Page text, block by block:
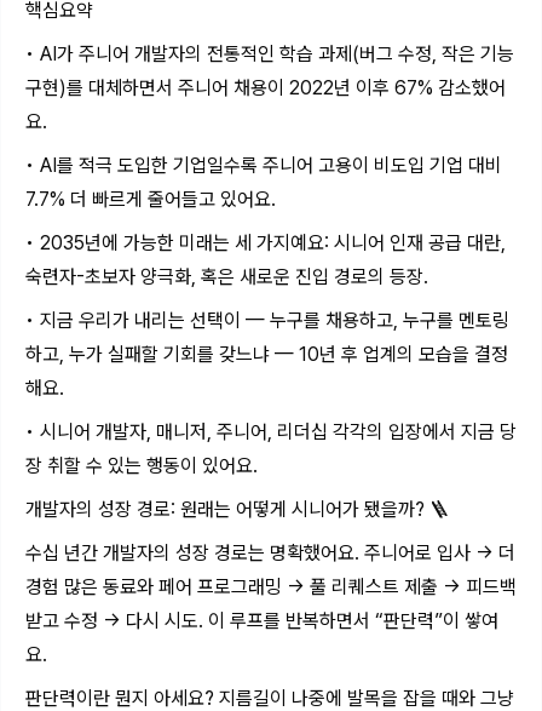
핵심요약
• AI가 주니어 개발자의 전통적인 학습 과제(버그 수정, 작은 기능
구현)를 대체하면서 주니어 채용이 2022년 이후 67% 감소했어
요.
• AI를 적극 도입한 기업일수록 주니어 고용이 비도입 기업 대비
7.7% 더 빠르게 줄어들고 있어요.
• 2035년에 가능한 미래는 세 가지예요: 시니어 인재 공급 대란,
숙련자-초보자 양극화, 혹은 새로운 진입 경로의 등장.
• 지금 우리가 내리는 선택이 — 누구를 채용하고, 누구를 멘토링
하고, 누가 실패할 기회를 갖느냐 — 10년 후 업계의 모습을 결정
해요.
• 시니어 개발자, 매니저, 주니어, 리더십 각각의 입장에서 지금 당
장 취할 수 있는 행동이 있어요.
개발자의 성장 경로: 원래는 어떻게 시니어가 됐을까? 🪜
수십 년간 개발자의 성장 경로는 명확했어요. 주니어로 입사 → 더
경험 많은 동료와 페어 프로그래밍 → 풀 리퀘스트 제출 → 피드백
받고 수정 → 다시 시도. 이 루프를 반복하면서 “판단력”이 쌓여
요.
판단력이란 뭔지 아세요? 지름길이 나중에 발목을 잡을 때와 그냥